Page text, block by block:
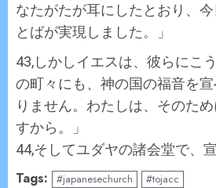
なたがたが耳にしたとおり、
とばが実現しました。」
43,しかしイエスは、彼らにこ
の町々にも、神の国の福音を
りません。わたしは、そのた
すから。」
44,そしてユダヤの諸会堂で、
Tags: #japanesechurch
#tojacc